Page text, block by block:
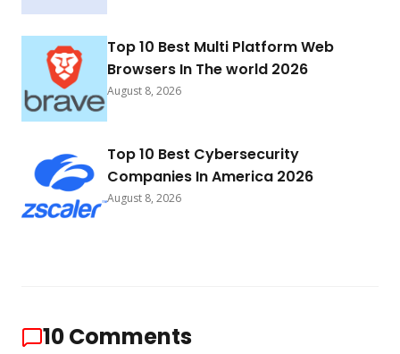
Top 10 Best Multi Platform Web
Browsers In The world 2026
August 8, 2026
Top 10 Best Cybersecurity
Companies In America 2026
August 8, 2026
10Comments